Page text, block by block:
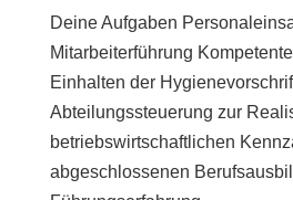
Deine Aufgaben
Mitarbeiterführung
Einhalten der
Abteilungssteuerung zur
betriebswirtschaftlichen
abgeschlossenen